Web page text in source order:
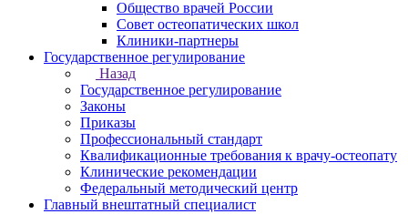
Общество врачей России
Совет остеопатических школ
Клиники-партнеры
Государственное регулирование
Назад
Государственное регулирование
Законы
Приказы
Профессиональный стандарт
Квалификационные требования к врачу-остеопату
Клинические рекомендации
Федеральный методический центр
Главный внештатный специалист